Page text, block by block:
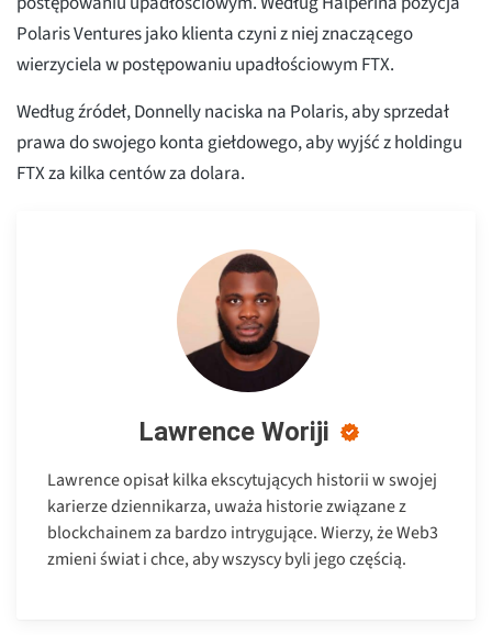
Polaris Ventures jako klienta czyni z niej znaczącego
wierzyciela w postępowaniu upadłościowym FTX.
Według źródeł, Donnelly naciska na Polaris, aby sprzedał
prawa do swojego konta giełdowego, aby wyjść z holdingu
FTX za kilka centów za dolara.
Lawrence Woriji
Lawrence opisał kilka ekscytujących historii w swojej
karierze dziennikarza, uważa historie związane z
blockchainem za bardzo intrygujące. Wierzy, że Web3
zmieni świat i chce, aby wszyscy byli jego częścią.